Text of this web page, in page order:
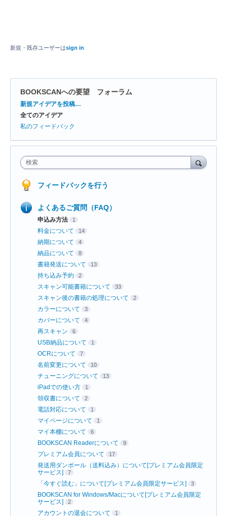
新規・既存ユーザーはsign in
BOOKSCANへの要望 フォーラム
カ
ゴ
リ
新規アイデアを投稿…
全てのアイデア
私のフィードバック
検索
フィードバックを行う
よくあるご質問（FAQ）
申込み方法 1
料金について 14
納期について 4
納品について 8
書籍発送について 13
持ち込み予約 2
スキャン可能書籍について 33
スキャン後の書籍の処理について 2
カラーについて 3
カバーについて 4
再スキャン 6
USB納品について 1
OCRについて 7
名前変更について 10
チューニングについて 13
iPadでの使い方 1
領収書について 2
電話対応について 1
マイページについて 1
マイ本棚について 6
BOOKSCAN Readerについて 9
プレミアム会員について 17
発送用ダンボール（送料込み）について[プレミアム会員限定
サービス]
7
「今すぐ読む」について[プレミアム会員限定サービス] 3
BOOKSCAN for Windows/Macについて[プレミアム会員限定
サービス]
2
アカウントの退会について 1